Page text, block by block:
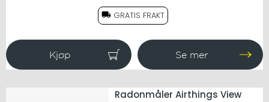
GRATIS FRAKT
Radonmåler Airthings View